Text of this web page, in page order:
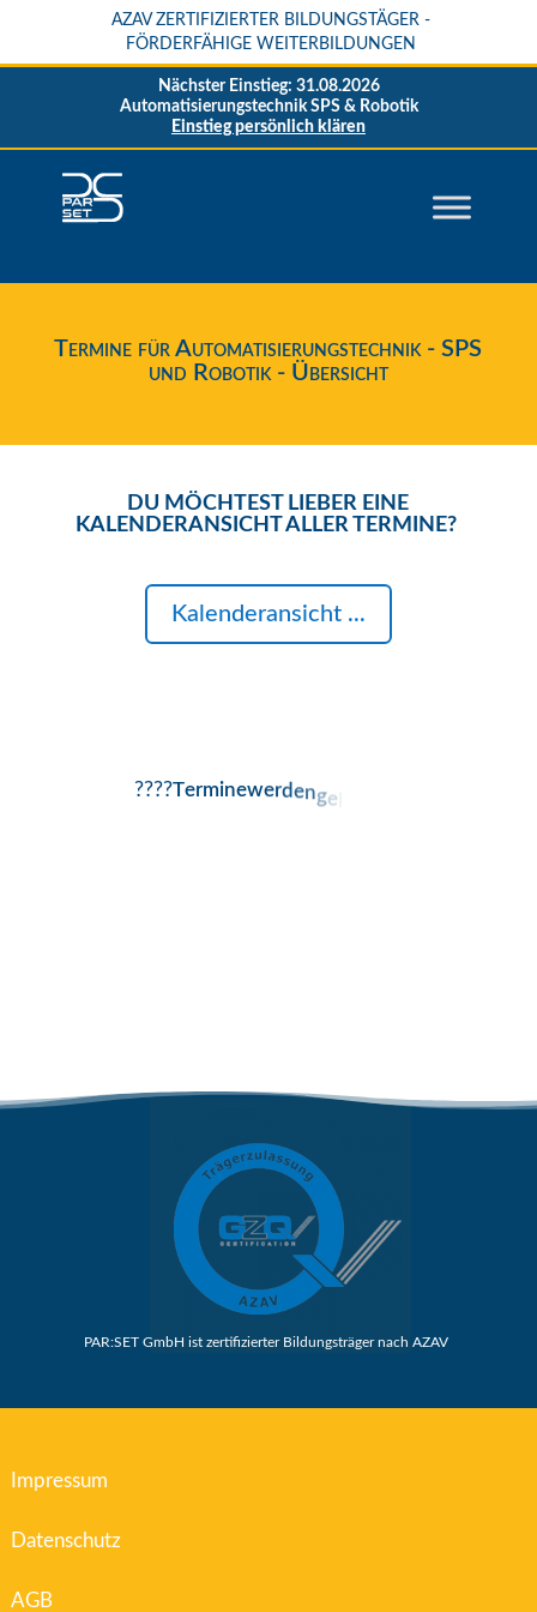
AZAV ZERTIFIZIERTER BILDUNGSTÄGER -
FÖRDERFÄHIGE WEITERBILDUNGEN
Nächster Einstieg: 31.08.2026
Automatisierungstechnik SPS & Robotik
Einstieg persönlich klären
Termine für Automatisierungstechnik - SPS
und Robotik - Übersicht
DU MÖCHTEST LIEBER EINE
KALENDERANSICHT ALLER TERMINE?
Kalenderansicht ...
????Terminewerdenge
PAR:SET GmbH ist zertifizierter Bildungsträger nach AZAV
Impressum
Datenschutz
AGB